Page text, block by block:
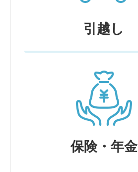
引越し
保険・年金